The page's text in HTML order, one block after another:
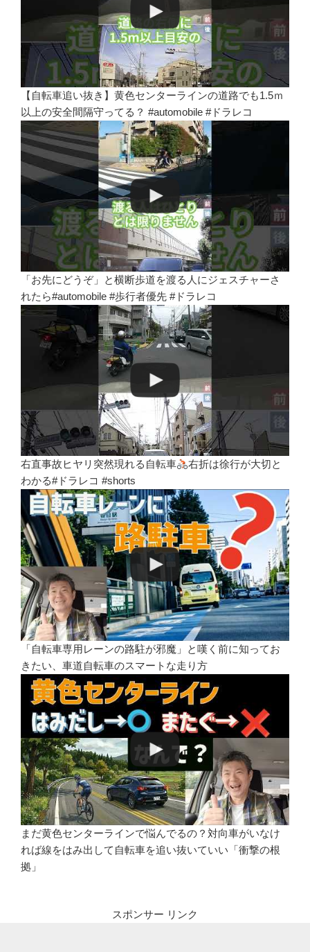
【自転車追い抜き】黄色センターラインの道路でも1.5ｍ
以上の安全間隔守ってる？ #automobile #ドラレコ
「お先にどうぞ」と横断歩道を渡る人にジェスチャーさ
れたら#automobile #歩行者優先 #ドラレコ
右直事故ヒヤリ突然現れる自転車
右折は徐行が大切と
わかる#ドラレコ #shorts
「自転車専用レーンの路駐が邪魔」と嘆く前に知ってお
きたい、車道自転車のスマートな走り方
まだ黄色センターラインで悩んでるの？対向車がいなけ
れば線をはみ出して自転車を追い抜いていい「衝撃の根
拠」
スポンサー リンク